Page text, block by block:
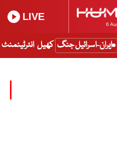
6
LIVE
ایران-اسرائیل جنگ کھیل انٹرٹینمنٹ